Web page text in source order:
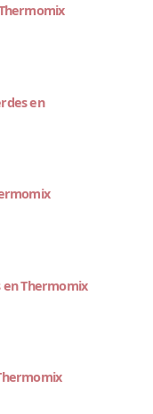
en
en Thermomix